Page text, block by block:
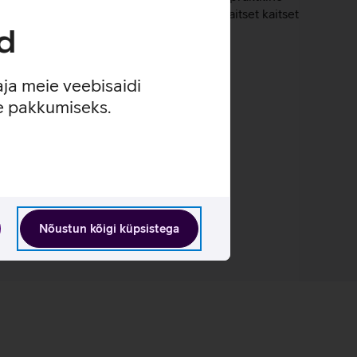
meie veebisaidi
pakkumiseks.
Nõustun kõigi küpsistega
on PFC-vaba veekindel kate pakub kaitset kaitset